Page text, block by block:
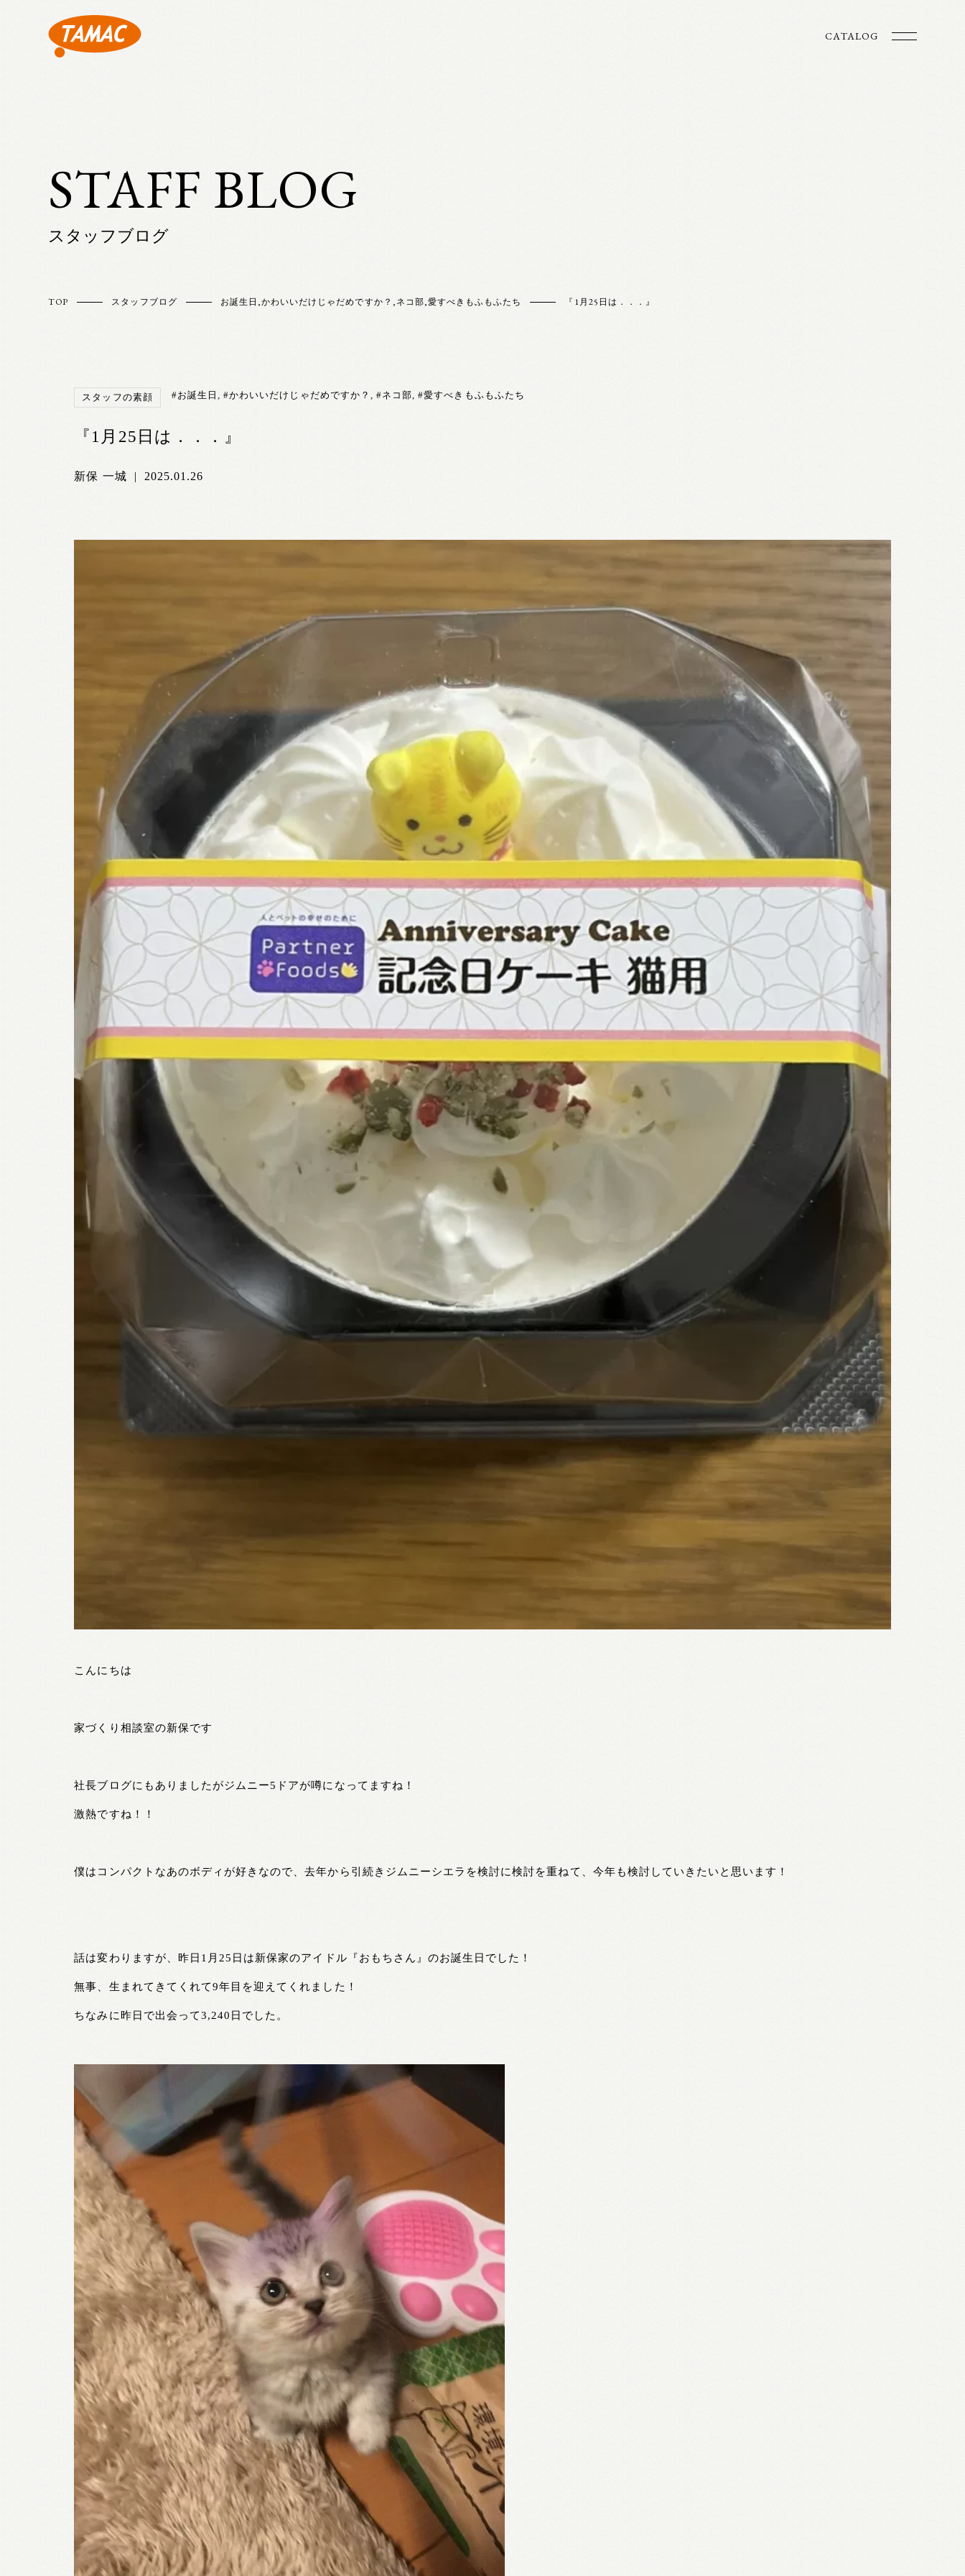
CATALOG
STAFF BLOG
スタッフブログ
TOP スタッフブログ お誕生日 ,かわいいだけじゃだめですか？ ,ネコ部,愛すべきもふもふたち 『1月25日は．．．』
スタッフの素顔 #お誕生日 ,#かわいいだけじゃだめですか？ #ネコ部 ,#愛すべきもふもふたち
『1月25日は．．．』
新保 一城 | 2025.01.26
こんにちは
家づくり相談室の新保です
社長ブログにもありましたがジムニー5ドアが噂になってますね！
激熱ですね！！
僕はコンパクトなあのボディが好きなので、去年から引続きジムニーシエラを検討に検討を重ねて、今年も検討していきたいと思います！
話は変わりますが、昨日1月25日は新保家のアイドル『おもちさん』のお誕生日でした！
無事、生まれてきてくれて9年目を迎えてくれました！
ちなみに昨日で出会って3,240日でした。